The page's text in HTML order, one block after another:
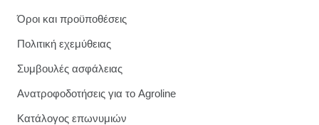
Όροι και προϋποθέσεις
Πολιτική εχεμύθειας
Συμβουλές ασφάλειας
Ανατροφοδοτήσεις για το Agroline
Κατάλογος επωνυμιών